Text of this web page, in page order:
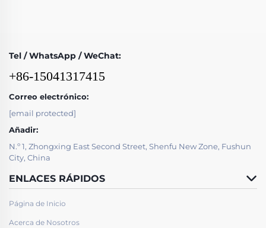
Tel / WhatsApp / WeChat:
+86-15041317415
Correo electrónico:
[email protected]
Añadir:
N.º 1, Zhongxing East Second Street, Shenfu New Zone, Fushun
City, China
ENLACES RÁPIDOS
Página de Inicio
Acerca de Nosotros